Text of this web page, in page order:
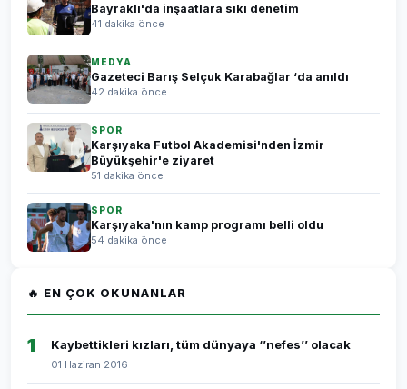
Bayraklı'da inşaatlara sıkı denetim
41 dakika önce
MEDYA
Gazeteci Barış Selçuk Karabağlar ‘da anıldı
42 dakika önce
SPOR
Karşıyaka Futbol Akademisi'nden İzmir
Büyükşehir'e ziyaret
51 dakika önce
SPOR
Karşıyaka'nın kamp programı belli oldu
54 dakika önce
🔥 EN ÇOK OKUNANLAR
1 Kaybettikleri kızları, tüm dünyaya ‘’nefes’’ olacak
01 Haziran 2016